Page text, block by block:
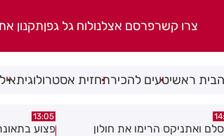
צרו קשרפרסם אצלנולוח גל גפןתקנון
ראשיטעים להכירתחזית אסטרולוגית
בתאונת אופנוע במרכז חולון
08:58
גופה